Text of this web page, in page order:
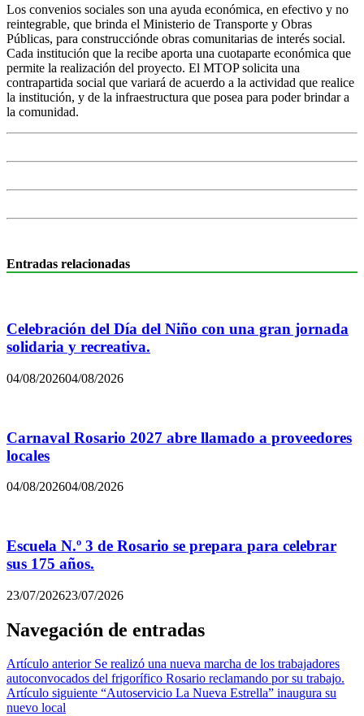
Los convenios sociales son una ayuda económica, en efectivo y no
reintegrable, que brinda el Ministerio de Transporte y Obras
Públicas, para construcciónde obras comunitarias de interés social.
Cada institución que la recibe aporta una cuotaparte económica que
permite la realización del proyecto. El MTOP solicita una
contrapartida social que variará de acuerdo a la actividad que realice
la institución, y de la infraestructura que posea para poder brindar a
la comunidad.
Entradas relacionadas
Celebración del Día del Niño con una gran jornada
solidaria y recreativa.
04/08/202604/08/2026
Carnaval Rosario 2027 abre llamado a proveedores
locales
04/08/202604/08/2026
Escuela N.º 3 de Rosario se prepara para celebrar
sus 175 años.
23/07/202623/07/2026
Navegación de entradas
Artículo anterior Se realizó una nueva marcha de los trabajadores
autoconvocados del frigorífico Rosario reclamando por su trabajo.
Artículo siguiente “Autoservicio La Nueva Estrella” inaugura su
nuevo local